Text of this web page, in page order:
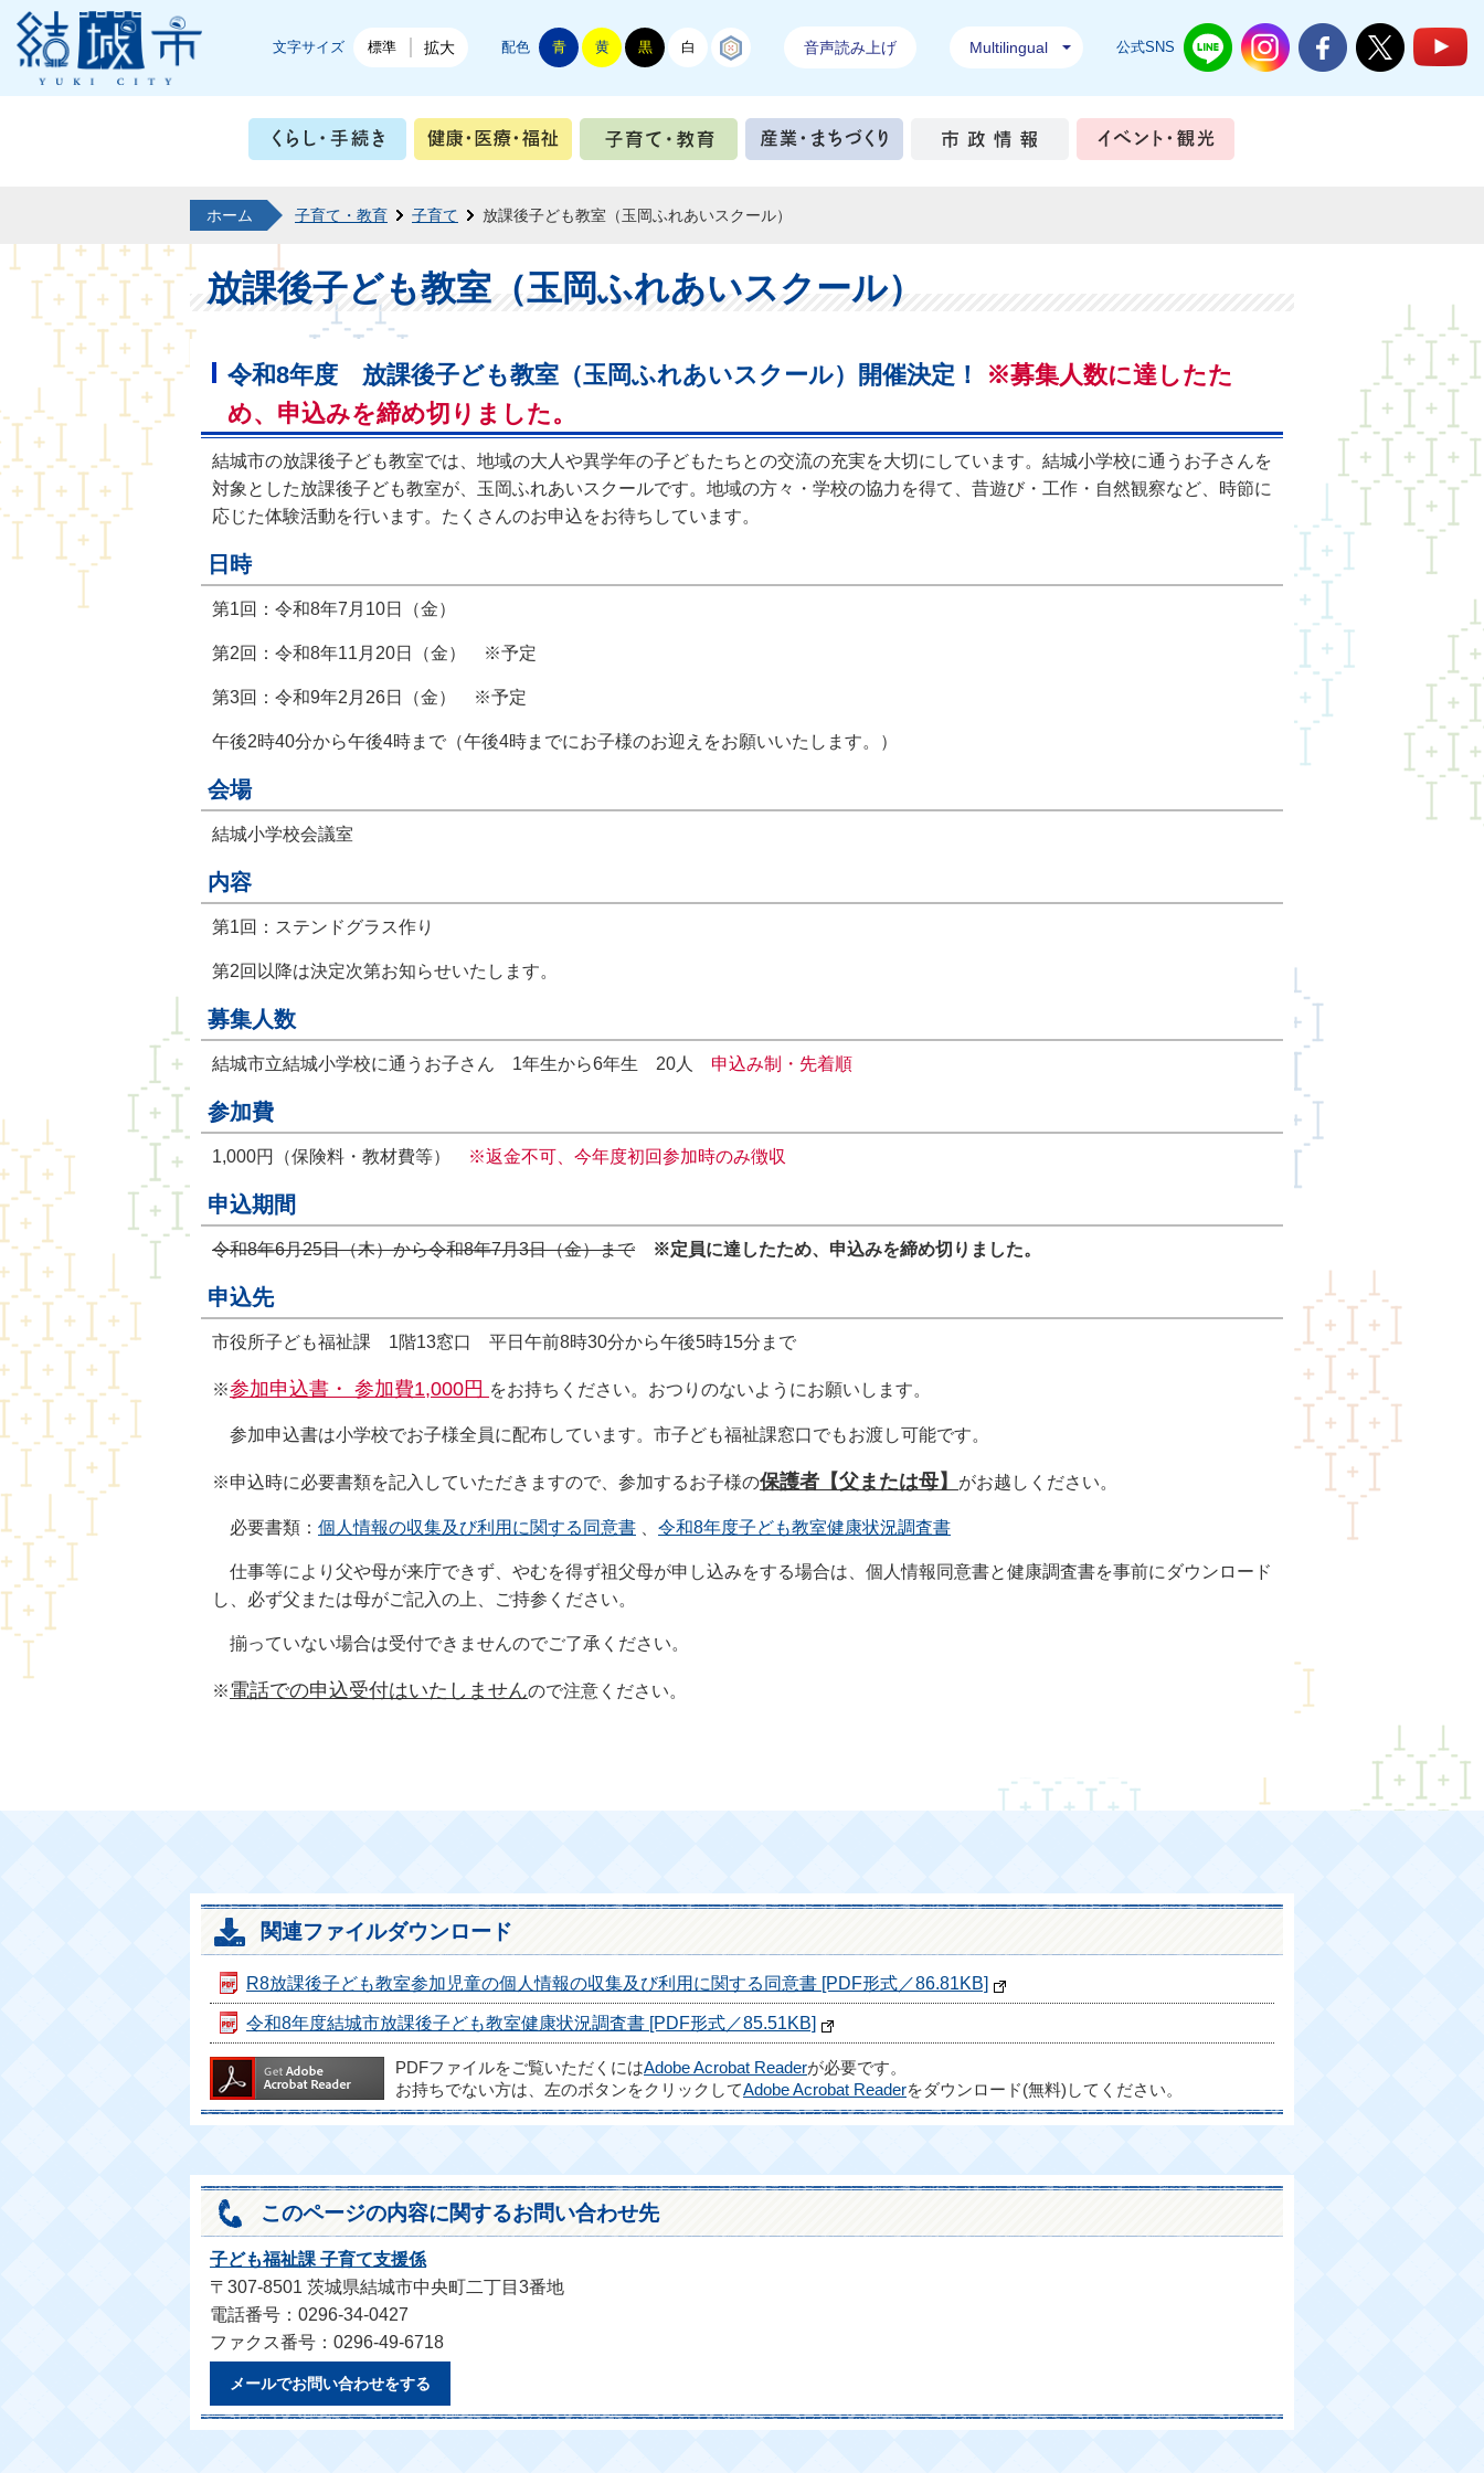
結城市公式ホームページ
文字サイズ 標準 拡大 配色 青 黄 黒 白 音声読み上げ Multilingual 公式SNS 結城市公式LINE結城市公式Instagram
結城市公式Facebook
結城市公式
くらし・手続き 健康・医療・福祉 子育て・教育 産業・まちづくり 市政情報
ホーム 子育て・教育 子育て 放課後子ども教室（玉岡ふれあいスクール）
放課後子ども教室（玉岡ふれあいスクール）
令和8年度 放課後子ども教室（玉岡ふれあいスクール）開催決定！ ※募集人数に達したた
め、申込みを締め切りました。
結城市の放課後子ども教室では、地域の大人や異学年の子どもたちとの交流の充実を大切にしています。結城小学校に通うお子さんを
対象とした放課後子ども教室が、玉岡ふれあいスクールです。地域の方々・学校の協力を得て、昔遊び・工作・自然観察など、時節に
応じた体験活動を行います。たくさんのお申込をお待ちしています。
日時
第1回：令和8年7月10日（金）
第2回：令和8年11月20日（金） ※予定
第3回：令和9年2月26日（金） ※予定
午後2時40分から午後4時まで（午後4時までにお子様のお迎えをお願いいたします。）
会場
結城小学校会議室
内容
第1回：ステンドグラス作り
第2回以降は決定次第お知らせいたします。
募集人数
結城市立結城小学校に通うお子さん 1年生から6年生 20人 申込み制・先着順
参加費
1,000円（保険料・教材費等） ※返金不可、今年度初回参加時のみ徴収
申込期間
令和8年6月25日（木）から令和8年7月3日（金）まで ※定員に達したため、申込みを締め切りました。
申込先
市役所子ども福祉課 1階13窓口 平日午前8時30分から午後5時15分まで
※参加申込書 ・ 参加費1,000円 をお持ちください。おつりのないようにお願いします。
参加申込書は小学校でお子様全員に配布しています。市子ども福祉課窓口でもお渡し可能です。
※申込時に必要書類を記入していただきますので、参加するお子様の保護者【父または母】 がお越しください。
必要書類： 個人情報の収集及び利用に関する同意書 令和8年度子ども教室健康状況調査書
仕事等により父や母が来庁できず、やむを得ず祖父母が申し込みをする場合は、個人情報同意書と健康調査書を事前にダウンロード
し、必ず父または母がご記入の上、ご持参ください。
揃っていない場合は受付できませんのでご了承ください。
※電話での申込受付はいたしませんので注意ください。
関連ファイルダウンロード
R8放課後子ども教室参加児童の個人情報の収集及び利用に関する同意書 [PDF形式／86.81KB]
令和8年度結城市放課後子ども教室健康状況調査書 [PDF形式／85.51KB]
PDFファイルをご覧いただくにはAdobe Acrobat Readerが必要です。
お持ちでない方は、左のボタンをクリックしてAdobe Acrobat Readerをダウンロード(無料)してください。
このページの内容に関するお問い合わせ先
子ども福祉課 子育て支援係
〒307-8501 茨城県結城市中央町二丁目3番地
電話番号：0296-34-0427
ファクス番号：0296-49-6718
メールでお問い合わせをする